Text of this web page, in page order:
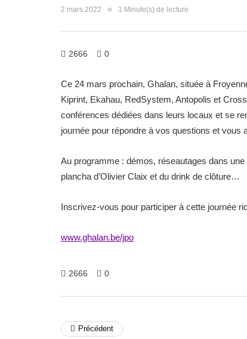
2 mars 2022 1 Minute(s) de lecture
2666 0
Ce 24 mars prochain, Ghalan, située à
Kiprint, Ekahau, RedSystem, Antopolis et
conférences dédiées dans leurs locaux et se
journée pour répondre à vos questions et vous
Au programme : démos, réseautages dans
plancha d’Olivier Claix et du drink de clôture…
Inscrivez-vous pour participer à cette journée
www.ghalan.be/jpo
2666 0
Précédent